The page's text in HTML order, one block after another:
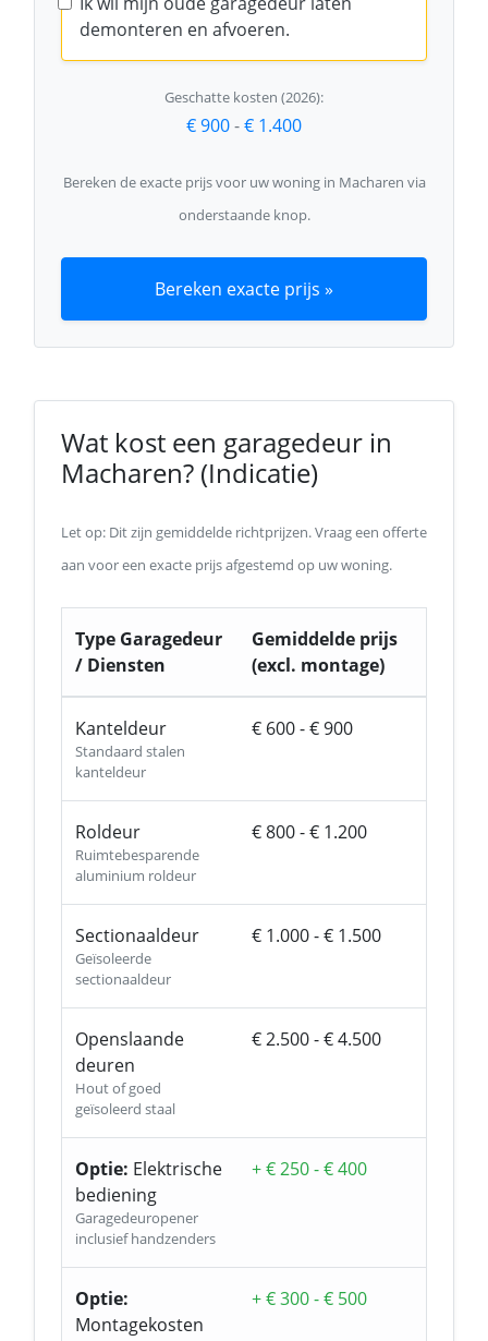
demonteren en afvoeren.
Geschatte kosten (2026):
€ 900-€ 1.400
Bereken de exacte prijs voor uw woning in Macharen via
onderstaande knop.
Bereken exacte prijs »
Wat kost een garagedeur in
Macharen? (Indicatie)
Let op: Dit zijn gemiddelde richtprijzen. Vraag een offerte
aan voor een exacte prijs afgestemd op uw woning.
Type Garagedeur
/ Diensten
Gemiddelde prijs
(excl. montage)
Kanteldeur
Standaard stalen
kanteldeur
€ 600 - € 900
Roldeur
Ruimtebesparende
aluminium roldeur
€ 800 - € 1.200
Sectionaaldeur
Geïsoleerde
sectionaaldeur
€ 1.000 - € 1.500
Openslaande
deuren
Hout of goed
geïsoleerd staal
€ 2.500 - € 4.500
Optie: Elektrische
bediening
Garagedeuropener
inclusief handzenders
+ € 250 - € 400
Optie:
Montagekosten
+ € 300 - € 500